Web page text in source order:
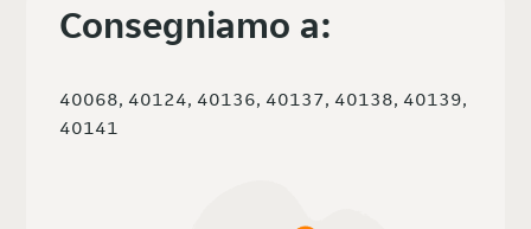
Consegniamo a:
40068, 40124, 40136, 40137, 40138, 40139,
40141